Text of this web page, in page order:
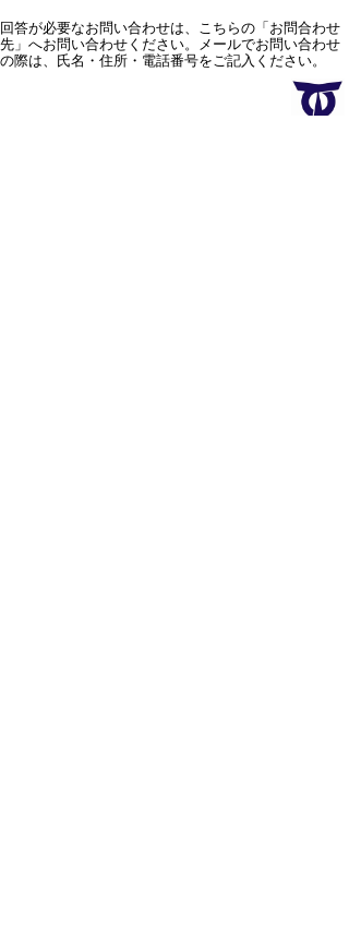
回答が必要なお問い合わせは、こちらの「お問合わせ
先」へお問い合わせください。メールでお問い合わせ
の際は、氏名・住所・電話番号をご記入ください。